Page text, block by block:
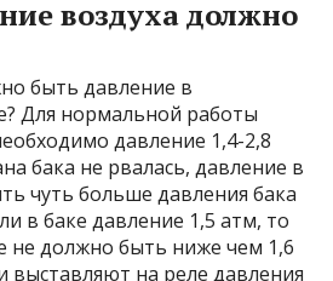
воздуха должно
быть давление в
Для нормальной работы
давление 1,4-2,8
бака не рвалась, давление в
чуть больше давления бака
в баке давление 1,5 атм, то
не должно быть ниже чем 1,6
выставляют на реле давления